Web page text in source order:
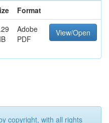
Format
Adobe
PDF
View/Open
copyright, with all rights